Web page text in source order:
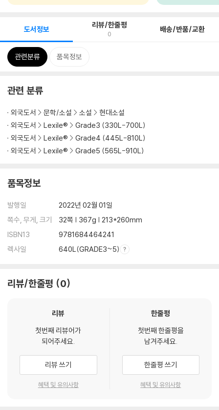
도서정보 리뷰/한줄평
0 배송/반품/교환
관련분류 품목정보
관련 분류
외국도서 문학/소설 소설
현대소설
외국도서
Lexile®
Grade3 (330L-700L)
외국도서
Lexile®
Grade4 (445L-810L)
외국도서
Lexile® Grade5 (565L-910L)
품목정보
발행일
2022년 02월 01일
쪽수, 무게, 크기
32쪽 | 367g | 213*260mm
ISBN13
9781684464241
렉사일
640L(GRADE3~5)
리뷰/한줄평 0
리뷰
첫번째 리뷰어가
되어주세요.
리뷰 쓰기
혜택 및 유의사항
한줄평
첫번째 한줄평을
남겨주세요.
한줄평 쓰기
혜택 및 유의사항